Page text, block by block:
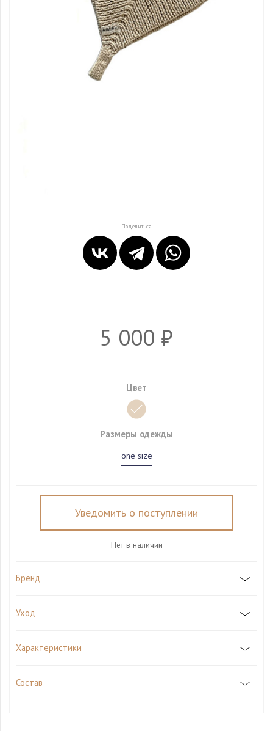
Поделиться
5 000 ₽
Цвет
Размеры одежды
one size
Уведомить о поступлении
Нет в наличии
Бренд
Уход
Характеристики
Состав